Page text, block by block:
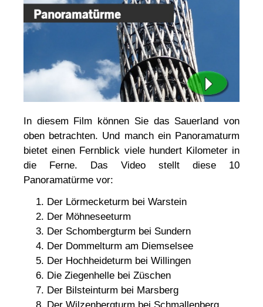
In diesem Film können Sie das Sauerland von
oben betrachten. Und manch ein Panoramaturm
bietet einen Fernblick viele hundert Kilometer in
die Ferne. Das Video stellt diese 10
Panoramatürme vor:
Der Lörmecketurm bei Warstein
Der Möhneseeturm
Der Schombergturm bei Sundern
Der Dommelturm am Diemselsee
Der Hochheideturm bei Willingen
Die Ziegenhelle bei Züschen
Der Bilsteinturm bei Marsberg
Der Wilzenbergturm bei Schmallenberg